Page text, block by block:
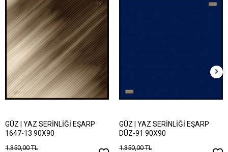
GÜZ | YAZ SERİNLİĞİ EŞARP
1647-13 90X90
1.350,00 TL
GÜZ | YAZ SERİNLİĞİ EŞARP
DÜZ-91 90X90
1.350,00 TL